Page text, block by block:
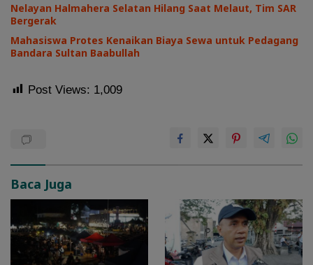
Nelayan Halmahera Selatan Hilang Saat Melaut, Tim SAR
Bergerak
Mahasiswa Protes Kenaikan Biaya Sewa untuk Pedagang
Bandara Sultan Baabullah
Post Views: 1,009
Baca Juga